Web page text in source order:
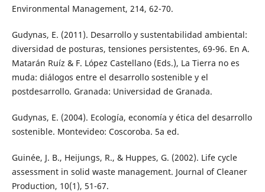
Environmental Management, 214, 62-70.
Gudynas, E. (2011). Desarrollo y sustentabilidad ambiental:
diversidad de posturas, tensiones persistentes, 69-96. En A.
Matarán Ruíz & F. López Castellano (Eds.), La Tierra no es
muda: diálogos entre el desarrollo sostenible y el
postdesarrollo. Granada: Universidad de Granada.
Gudynas, E. (2004). Ecología, economía y ética del desarrollo
sostenible. Montevideo: Coscoroba. 5a ed.
Guinée, J. B., Heijungs, R., & Huppes, G. (2002). Life cycle
assessment in solid waste management. Journal of Cleaner
Production, 10(1), 51-67.